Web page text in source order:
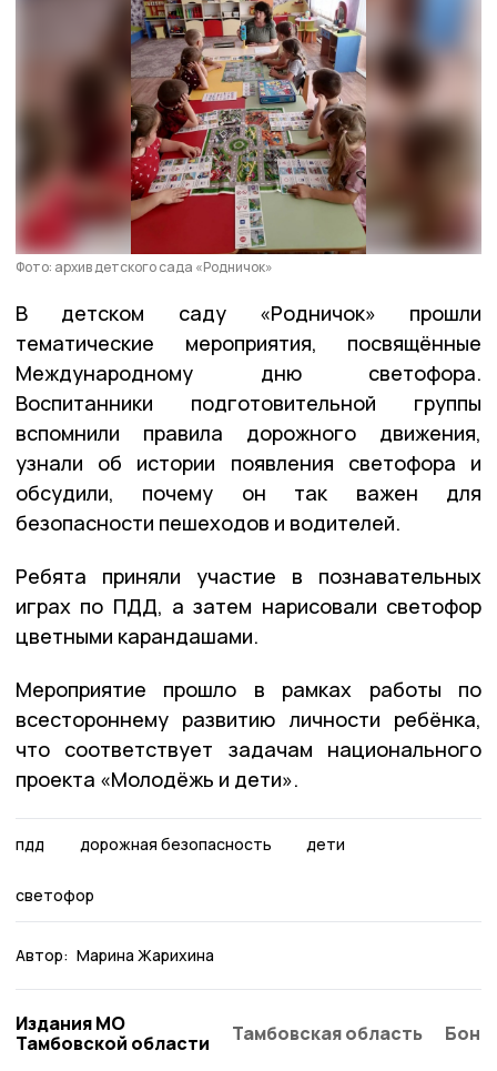
Фото: архив детского сада «Родничок»
В детском саду «Родничок» прошли
тематические мероприятия, посвящённые
Международному дню светофора.
Воспитанники подготовительной группы
вспомнили правила дорожного движения,
узнали об истории появления светофора и
обсудили, почему он так важен для
безопасности пешеходов и водителей.
Ребята приняли участие в познавательных
играх по ПДД, а затем нарисовали светофор
цветными карандашами.
Мероприятие прошло в рамках работы по
всестороннему развитию личности ребёнка,
что соответствует задачам национального
проекта «Молодёжь и дети».
пдд дорожная безопасность дети
светофор
Автор: Марина Жарихина
Издания МО
Тамбовской области
Тамбовская область